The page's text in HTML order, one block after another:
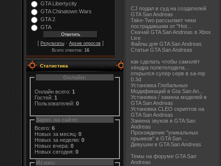
GTA Libertycity
GTA Chinatown Wars
GTA 2
GTA
[ Результаты · Архив опросов ]
Всего ответов: 16
Статистика
Онлайн:
Онлайн всего: 1
Гостей: 1
Пользователей: 0
Зарег. на сайте:
Всего: 6
Новых за месяц: 0
Новых за неделю: 0
Новых вчера: 0
Новых сегодня: 0
Из них:
CJ подал в суд на создателей
GTA San Andreas
Take-Two рассылает чеки
пострадавшим от "Hot...
Скачай GTA San Andreas в Xbox
Live
Файлы для GTA San Andreas
Статьи GTA San Andreas
как сделать чтобы самолёт
хёндра полетелздела...
открылся супер серв в sa-mp
0.3d
Установка Глобальных
Модификаций в Gta San An...
Установка / замена моделей в
GTA San Andreas
Установка CLEO скриптов на
GTA San Andreas
Замена звуков в GTA San
Andreas
Прохождение "уникальных
прыжков" в GTA San ...
Девушки в GTA San Andreas
Темы на форуме GTA San
Andreas